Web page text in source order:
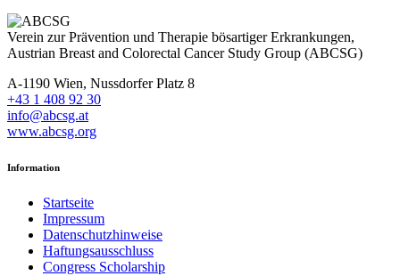
Verein zur Prävention und Therapie bösartiger Erkrankungen,
Austrian Breast and Colorectal Cancer Study Group (ABCSG)
A-1190 Wien, Nussdorfer Platz 8
+43 1 408 92 30
info@abcsg.at
www.abcsg.org
Information
Startseite
Impressum
Datenschutzhinweise
Haftungsausschluss
Congress Scholarship